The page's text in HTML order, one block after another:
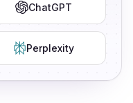
ChatGPT
Perplexity